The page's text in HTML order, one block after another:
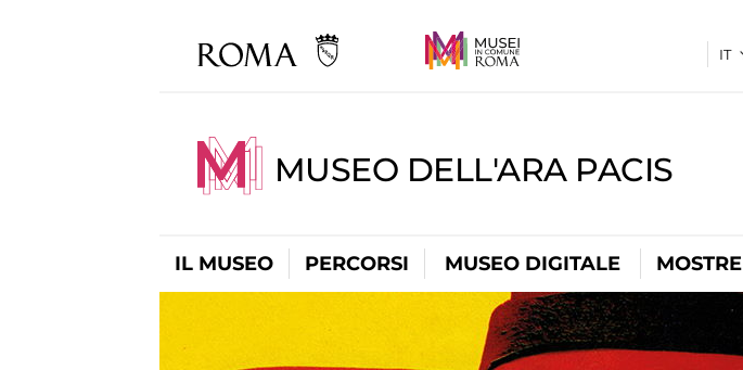
MUSEO DELL'ARA PACIS
IL MUSEO PERCORSI MUSEO DIGITALE MOSTRE